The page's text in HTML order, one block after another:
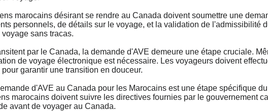
marocains désirant se rendre au Canada doivent soumettre une
personnels, de détails sur le voyage, et la validation de l'admissibilité
sans tracas.
par le Canada, la demande d'AVE demeure une étape cruciale.
de voyage électronique est nécessaire. Les voyageurs doivent
garantir une transition en douceur.
d'AVE au Canada pour les Marocains est une étape spécifique
marocains doivent suivre les directives fournies par le gouvernement
avant de voyager au Canada.